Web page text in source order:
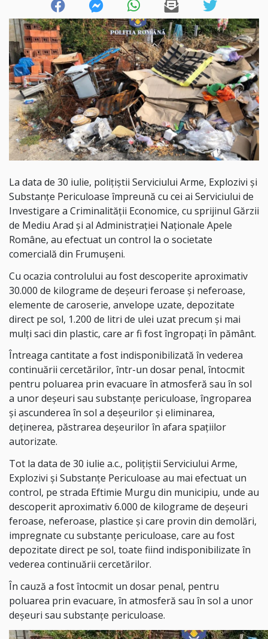
La data de 30 iulie, polițiștii Serviciului Arme, Explozivi și
Substanțe Periculoase împreună cu cei ai Serviciului de
Investigare a Criminalității Economice, cu sprijinul Gărzii
de Mediu Arad și al Administrației Naționale Apele
Române, au efectuat un control la o societate
comercială din Frumușeni.
Cu ocazia controlului au fost descoperite aproximativ
30.000 de kilograme de deșeuri feroase și neferoase,
elemente de caroserie, anvelope uzate, depozitate
direct pe sol, 1.200 de litri de ulei uzat precum și mai
mulți saci din plastic, care ar fi fost îngropați în pământ.
Întreaga cantitate a fost indisponibilizată în vederea
continuării cercetărilor, într-un dosar penal, întocmit
pentru poluarea prin evacuare în atmosferă sau în sol
a unor deșeuri sau substanțe periculoase, îngroparea
și ascunderea în sol a deșeurilor și eliminarea,
deținerea, păstrarea deșeurilor în afara spațiilor
autorizate.
Tot la data de 30 iulie a.c., polițiștii Serviciului Arme,
Explozivi și Substanțe Periculoase au mai efectuat un
control, pe strada Eftimie Murgu din municipiu, unde au
descoperit aproximativ 6.000 de kilograme de deșeuri
feroase, neferoase, plastice și care provin din demolări,
impregnate cu substanțe periculoase, care au fost
depozitate direct pe sol, toate fiind indisponibilizate în
vederea continuării cercetărilor.
În cauză a fost întocmit un dosar penal, pentru
poluarea prin evacuare, în atmosferă sau în sol a unor
deșeuri sau substanțe periculoase.